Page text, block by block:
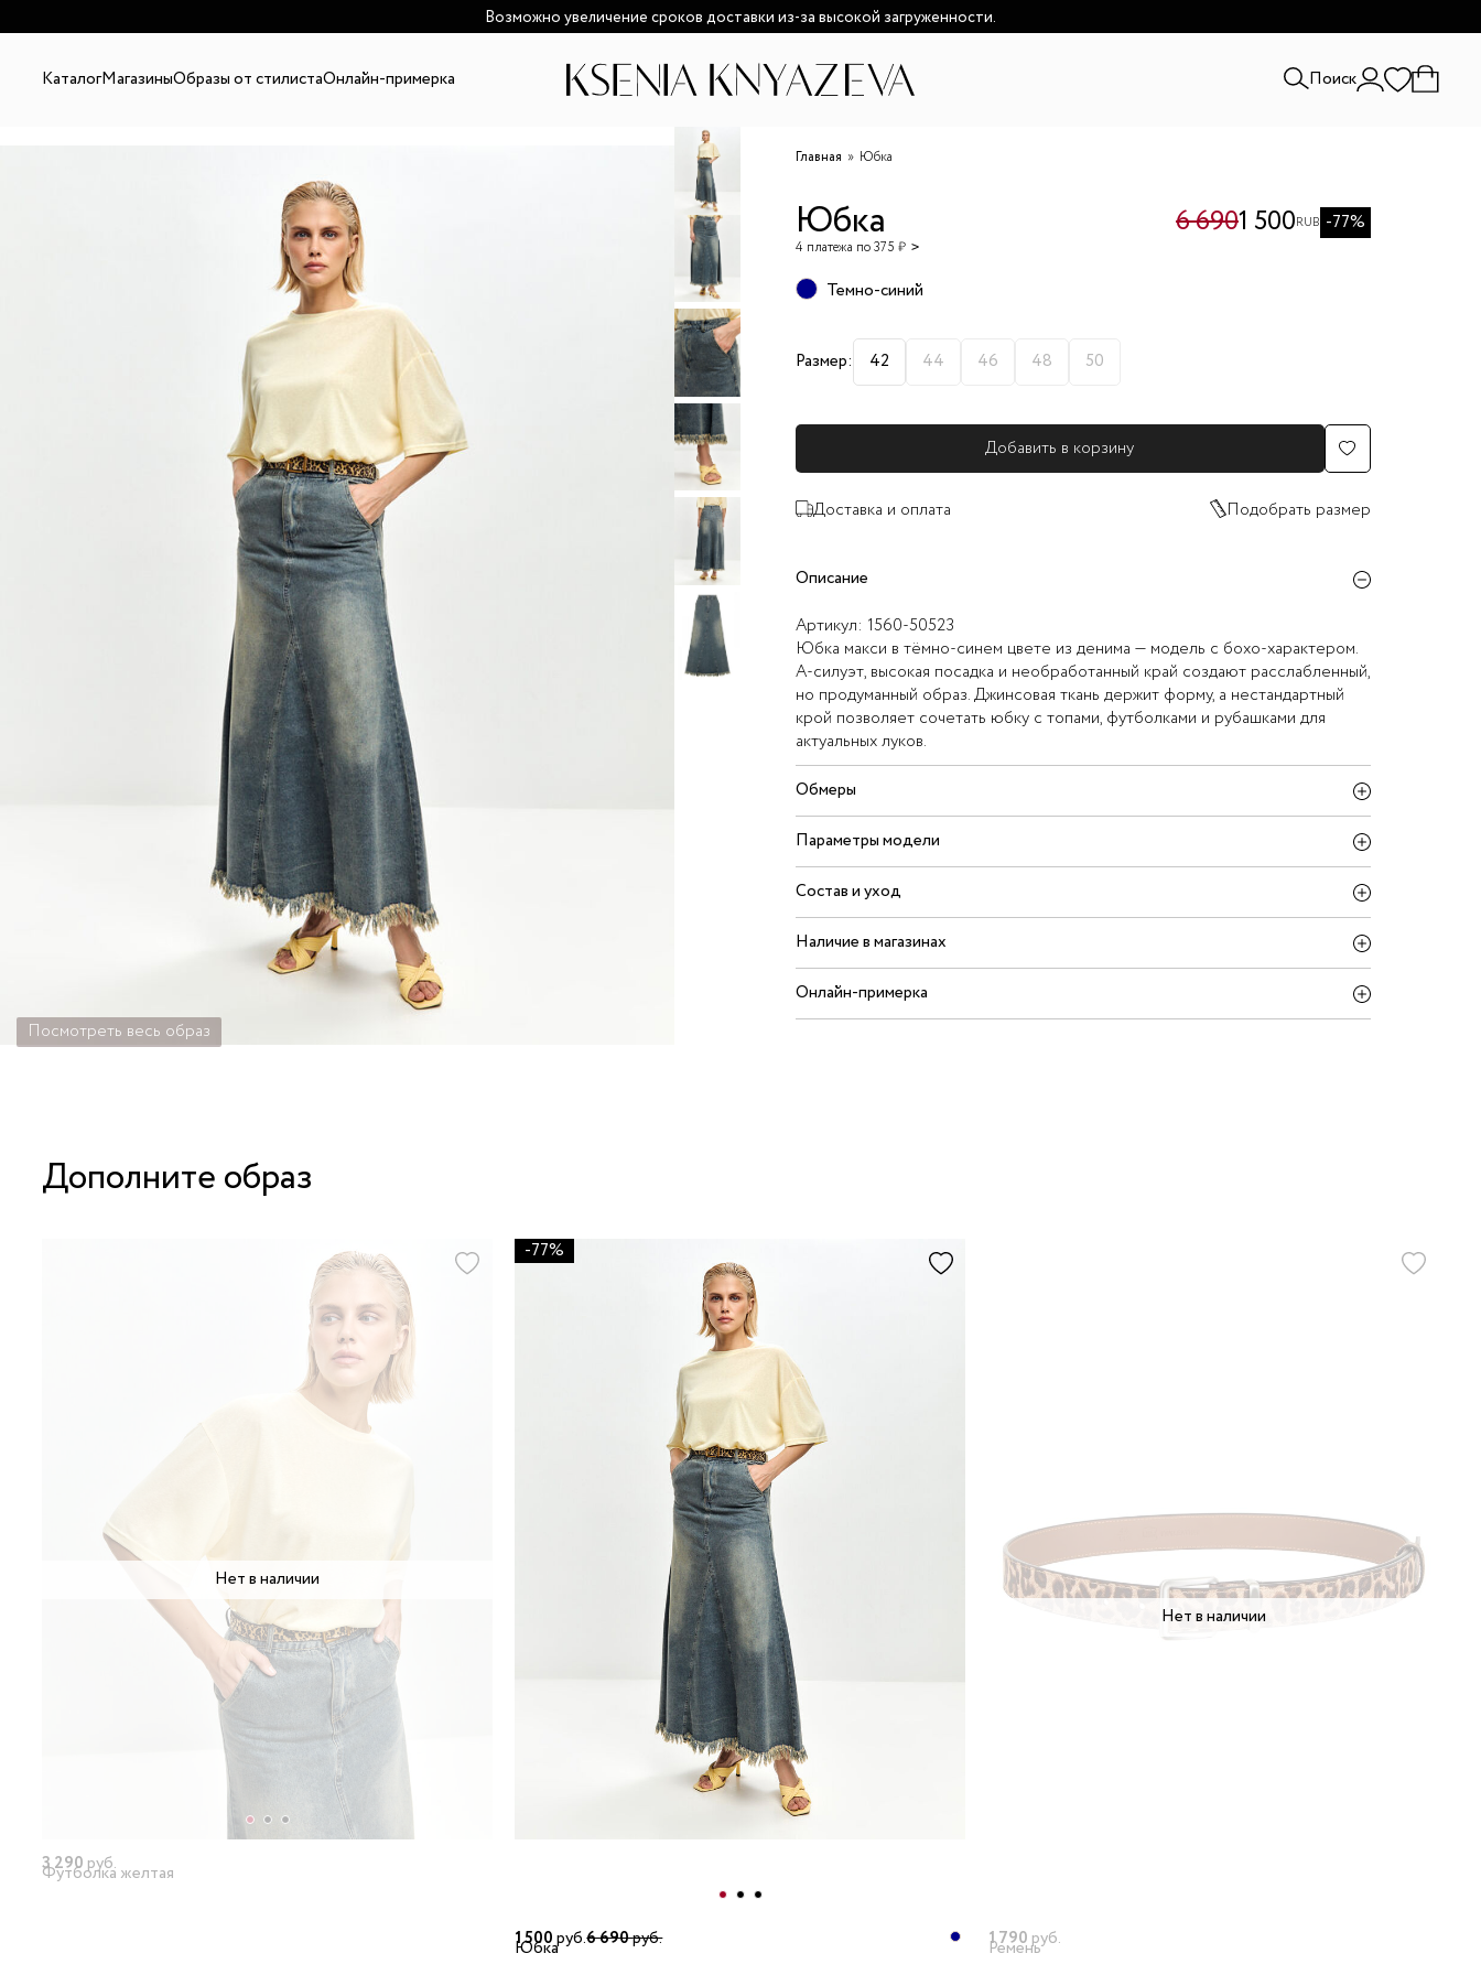
Возможно увеличение сроков доставки из-за высокой загруженности.
КаталогМагазиныОбразы от стилистаОнлайн-примерка Поиск
Посмотреть весь образ
Главная Юбка
Юбка
4 платежа по 375 ₽
6 6901 500RUB -77%
Темно-синий
Размер: 42 44 46 48 50
Добавить в корзину
Доставка и оплата Подобрать размер
Описание
Артикул: 1560-50523
Юбка макси в тёмно-синем цвете из денима — модель с бохо-характером.
А-силуэт, высокая посадка и необработанный край создают расслабленный,
но продуманный образ. Джинсовая ткань держит форму, а нестандартный
крой позволяет сочетать юбку с топами, футболками и рубашками для
актуальных луков.
Обмеры
Параметры модели
Состав и уход
Наличие в магазинах
Онлайн-примерка
Дополните образ
Нет в наличии
3 290 руб.
Футболка желтая
-77%
1 500руб.6 690руб.
Юбка
Нет в наличии
1 790 руб.
Ремень